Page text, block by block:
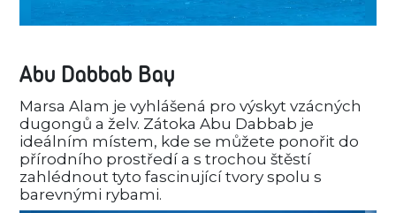
Abu Dabbab Bay
Marsa Alam je vyhlášená pro výskyt vzácných
dugongů a želv. Zátoka Abu Dabbab je
ideálním místem, kde se můžete ponořit do
přírodního prostředí a s trochou štěstí
zahlédnout tyto fascinující tvory spolu s
barevnými rybami.